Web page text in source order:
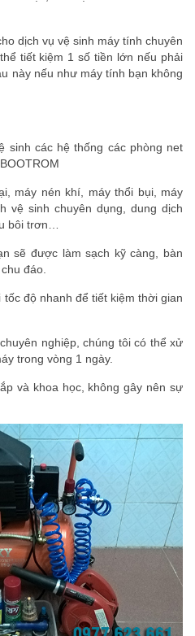
dịch vụ vệ sinh máy tính chuyên
tiết kiệm 1 số tiền lớn nếu phải
này nếu như máy tính bạn không
sinh các hệ thống các phòng net
máy nén khí, máy thổi bụi, máy
vệ sinh chuyên dụng, dung dịch
bôi trơn…
sẽ được làm sạch kỹ càng, bàn
đáo.
độ nhanh để tiết kiệm thời gian
nghiệp, chúng tôi có thể xử
trong vòng 1 ngày.
và khoa học, không gây nên sự